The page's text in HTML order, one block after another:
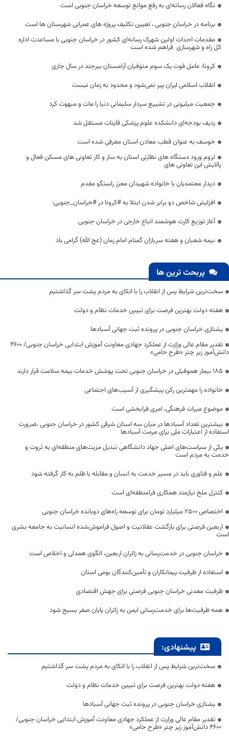
نگاه فعالان رسانه‌ای به رفع موانع توسعه خراسان جنوبی است
برنامه در خراسان جنوبی ، تعیین تکلیف پروژه های عمرانی شهرستان ها است
مقدمات احداث اولین شهرک رسانه‌ای کشور در خراسان جنوبی با مساعدت اداره‌
کل راه و ‌شهرسازی فراهم شده است
کرونا؛ عامل فوت یک سوم متوفیان آرامستان بیرجند در سال جاری
انقلاب اسلامی ایران پیر نمی‌شود و محدود به زمان نیست
جمعیت میلیونی در تشییع سردار سلیمانی دنیا را مات و مبهوت کرد
ردیف بودجه‌ای دانشکده علوم پزشکی قاینات مستقل شد
خوسف به عنوان قطب معادن استان معرفی شده است
لزوم ورود دستگاه های نظارتی استان به ساز و کار تعاونی های مسکن فعال و
پالایش این تعاونی های
دیدار معتمدیان با خانواده شهیدان معزز راستگو مقدم
افزایش شاخص دو برابر شدن ابتلا به #کرونا در #خراسان_جنوبی:
آغاز توزیع کارت هوشمند اتباع خارجی در خراسان جنوبی
نیمه شعبان و هفته سربازان گمنام امام زمان (عج الله) گرامی باد
پربحث ترین ها
سخت‌ترین شرایط پس از انقلاب را با اتکای به مردم پشت سر گذاشتیم
هفته دولت بهترین فرصت برای تبیین خدمات نظام و دولت
یشتازی خراسان جنوبی در پرونده ثبت جهانی آسبادها
تقدیر مقام عالی وزارت از عملکرد جهادی معاونت آموزش ابتدایی خراسان جنوبی/ ۴۶۰۰
دانش‌آموز زیر چتر «طرح حامی»
۱۸۵ بیمار هموفیلی در خراسان جنوبی تحت پوشش خدمات بیمه سلامت قرار دارند
خانواده را مهمترین رکن پیشگیری از آسیب‌های اجتماعی
موضوع میراث فرهنگی، امری فرابخشی است
بیشترین تعداد آسبادها در میان سه استان شرقی کشور در خراسان جنوبی ،ضرورت
استفاده از اعتبارات ملی برای مرمت آسبادها
یکی از سیاست‌های اصلی جهاد دانشگاهی تبدیل مزیت‌های منطقه‌ای به ثروت و
خدمت به مردم است
علم و فناوری باید در مسیر خدمت به انسان و مقابله با ظلم به کار گرفته شود
کنترل ملخ نیازمند همکاری فرامنطقه‌ای است
اختصاص 2500 میلیارد تومان برای توسعه راه‌های دوبانده خراسان جنوبی
اربعین فرصتی برای بازگشت عقلانیت و اصول فراموش‌شده انسانیت به جامعه بشری
است
خراسان جنوبی در خدمت‌رسانی به زائران اربعین، الگوی همدلی و اخلاص است
استفاده از ظرفیت پیمانکاران و تأمین‌کنندگان بومی استان
ظرفیت معدنی خراسان جنوبی فرصتی برای جهش اقتصادی
همه ظرفیت‌ها برای خدمت‌رسانی ایمن به زائران پایان صفر بسیج شود
پیشنهادی:
سخت‌ترین شرایط پس از انقلاب را با اتکای به مردم پشت سر گذاشتیم
هفته دولت بهترین فرصت برای تبیین خدمات نظام و دولت
یشتازی خراسان جنوبی در پرونده ثبت جهانی آسبادها
تقدیر مقام عالی وزارت از عملکرد جهادی معاونت آموزش ابتدایی خراسان جنوبی/
۴۶۰۰ دانش‌آموز زیر چتر «طرح حامی»